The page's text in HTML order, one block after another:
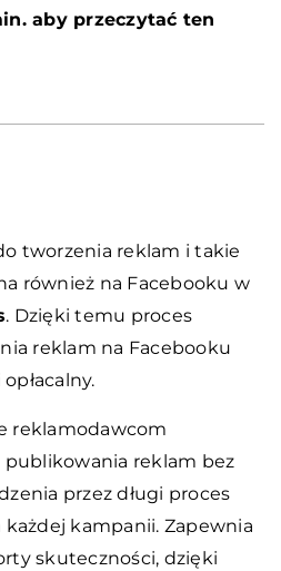
aby przeczytać ten
tworzenia reklam i takie
również na Facebooku w
. Dzięki temu proces
reklam na Facebooku
reklamodawcom
reklam bez
przez długi proces
kampanii. Zapewnia
skuteczności, dzięki